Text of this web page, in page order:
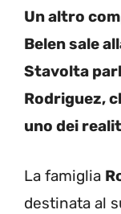
Un altro
Belen sale
Stavolta
Rodriguez,
uno dei
La famiglia
destinata al